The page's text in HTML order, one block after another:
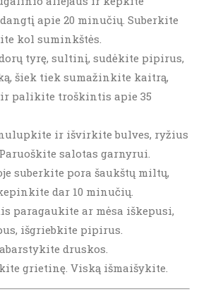
apie 20 minučių. Suberkite
kol suminkštės.
tyrę, sultinį, sudėkite pipirus,
šiek tiek sumažinkite kaitrą,
palikite troškintis apie 35
ir išvirkite bulves, ryžius
salotas garnyrui.
suberkite pora šaukštų miltų,
dar 10 minučių.
paragaukite ar mėsa iškepusi,
išgriebkite pipirus.
druskos.
grietinę. Viską išmaišykite.